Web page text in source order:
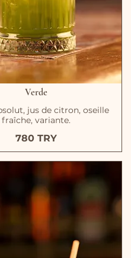
Verde
jus de citron, oseille
fraîche, variante.
780 TRY